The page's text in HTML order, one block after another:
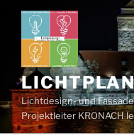
Zum
springen
Lichtdesign- und
Projektleiter KRONACH